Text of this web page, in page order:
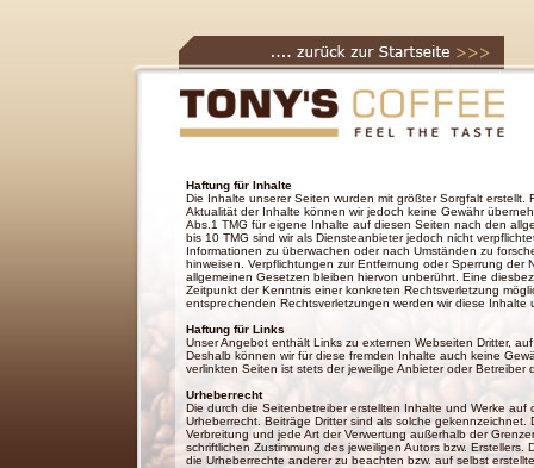
Haftung für Inhalte
Die Inhalte unserer Seiten wurden mit größter Sorgfalt erstellt.
Aktualität der Inhalte können wir jedoch keine Gewähr
Abs.1 TMG für eigene Inhalte auf diesen Seiten nach den
bis 10 TMG sind wir als Diensteanbieter jedoch nicht
Informationen zu überwachen oder nach Umständen zu
hinweisen. Verpflichtungen zur Entfernung oder Sperrung der
allgemeinen Gesetzen bleiben hiervon unberührt. Eine
Zeitpunkt der Kenntnis einer konkreten Rechtsverletzung
entsprechenden Rechtsverletzungen werden wir diese Inhalte
Haftung für Links
Unser Angebot enthält Links zu externen Webseiten Dritter,
Deshalb können wir für diese fremden Inhalte auch keine
verlinkten Seiten ist stets der jeweilige Anbieter oder Betreiber
Urheberrecht
Die durch die Seitenbetreiber erstellten Inhalte und Werke
Urheberrecht. Beiträge Dritter sind als solche gekennzeichnet.
Verbreitung und jede Art der Verwertung außerhalb der
schriftlichen Zustimmung des jeweiligen Autors bzw.
die Urheberrechte anderer zu beachten bzw. auf selbst